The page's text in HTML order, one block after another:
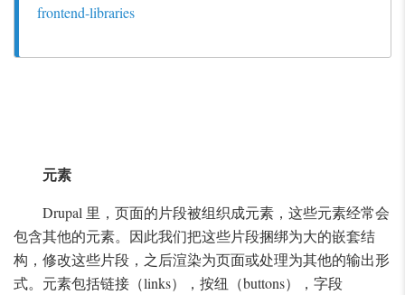
frontend-libraries
元素
Drupal 里，页面的片段被组织成元素，这些元素经常会
包含其他的元素。因此我们把这些片段捆绑为大的嵌套结
构，修改这些片段，之后渲染为页面或处理为其他的输出形
式。元素包括链接（links），按纽（buttons），字段